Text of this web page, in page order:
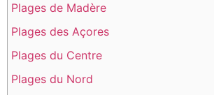
Plages de Madère
Plages des Açores
Plages du Centre
Plages du Nord